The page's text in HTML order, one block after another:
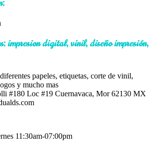
impresion digital, vinil, diseño impresión,
papeles, etiquetas, corte de vinil,
y mucho mas
#180 Loc #19 Cuernavaca, Mor 62130 MX
11:30am-07:00pm